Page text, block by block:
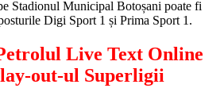
Stadionul Municipal Botoșani poate fi
Digi Sport 1 și Prima Sport 1.
Live Text Online
out-ul Superligii